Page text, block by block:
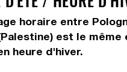
horaire entre
est le même
heure d'hiver.